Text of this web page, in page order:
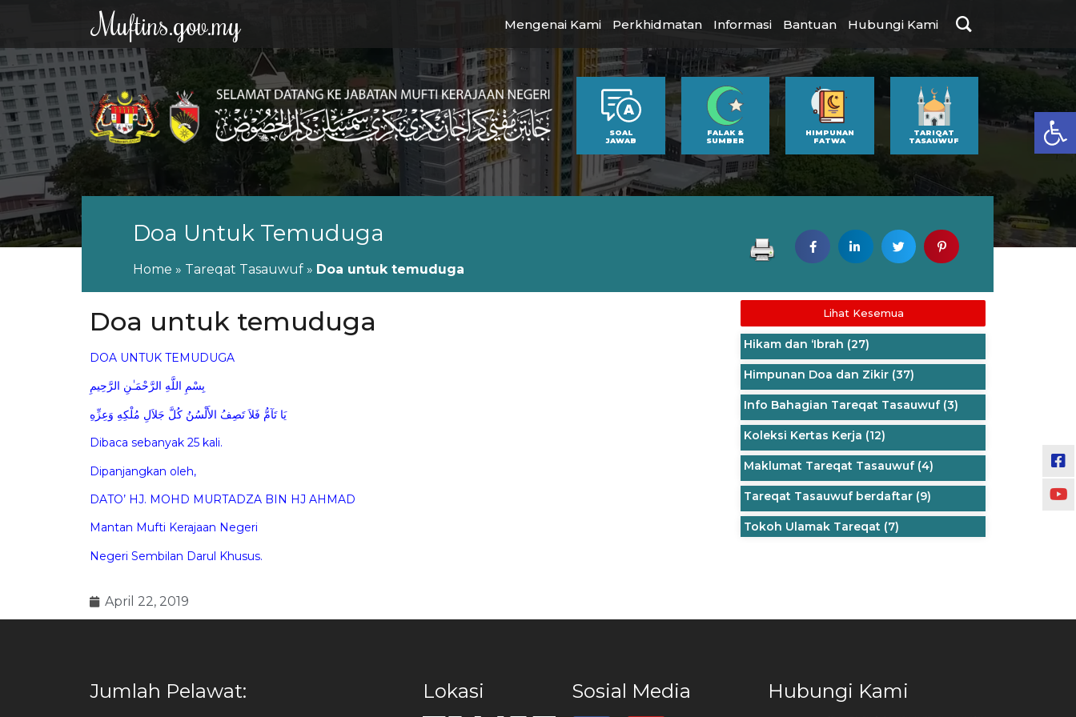
Muftins.gov.my Mengenai Kami Perkhidmatan Informasi Bantuan Hubungi Kami
SOAL
JAWAB
FALAK &
SUMBER
HIMPUNAN
FATWA
TARIQAT
TASAUWUF
Doa Untuk Temuduga
Home » Tareqat Tasauwuf » Doa untuk temuduga
Doa untuk temuduga
DOA UNTUK TEMUDUGA
بِسْمِ اللَّهِ الرَّحْمَـٰنِ الرَّحِيمِ
يَا تَآمُّ فَلاَ تَصِفُ الأَلْسُنُ كُلَّ جَلاَلِ مُلْكِهِ وَعِزِّهِ
Dibaca sebanyak 25 kali.
Dipanjangkan oleh,
DATO’ HJ. MOHD MURTADZA BIN HJ AHMAD
Mantan Mufti Kerajaan Negeri
Negeri Sembilan Darul Khusus.
April 22, 2019
Lihat Kesemua
Hikam dan ‘Ibrah (27)
Himpunan Doa dan Zikir (37)
Info Bahagian Tareqat Tasauwuf(3)
Koleksi Kertas Kerja (12)
Maklumat Tareqat Tasauwuf(4)
Tareqat Tasauwuf berdaftar (9)
Tokoh Ulamak Tareqat (7)
Jumlah Pelawat: Lokasi Sosial Media Hubungi Kami